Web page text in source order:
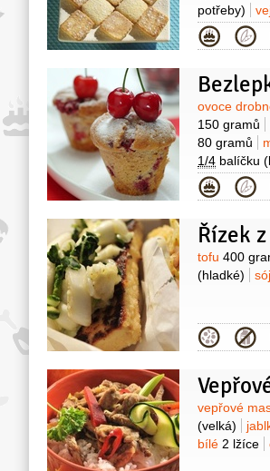
potřeby)
1 špetka
ovoce
150 gramů
80 gramů
1/4 balíčku
posypání)
Řízek
tofu 400
(hladké)
vepřové
(velká)
bílé 2 lžíce